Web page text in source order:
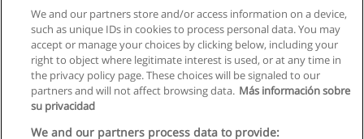
Solicite informação
Regras de uso
We and our partners store and/or access information on a device,
such as unique IDs in cookies to process personal data. You may
accept or manage your choices by clicking below, including your
right to object where legitimate interest is used, or at any time in
the privacy policy page. These choices will be signaled to our
partners and will not affect browsing data. Más información sobre
su privacidad
We and our partners process data to provide: